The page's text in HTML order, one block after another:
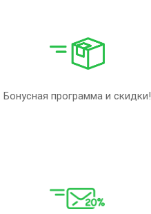
Бонусная программа и скидки!